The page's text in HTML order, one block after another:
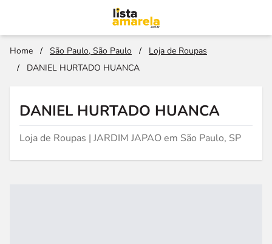
Home / São Paulo, São Paulo /
Loja de Roupas
/
DANIEL HURTADO HUANCA
DANIEL HURTADO HUANCA
Loja de Roupas | JARDIM JAPAO em São Paulo, SP